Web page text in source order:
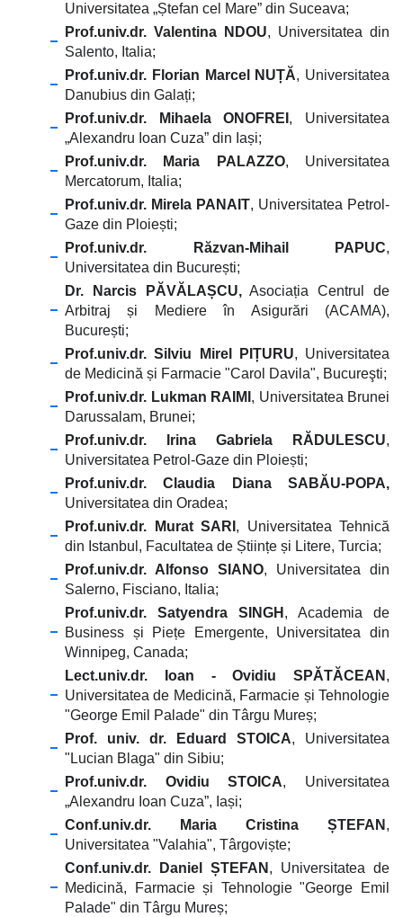
Universitatea „Ștefan cel Mare” din Suceava;
Prof.univ.dr. Valentina NDOU, Universitatea din
Salento, Italia;
Prof.univ.dr. Florian Marcel NUȚĂ, Universitatea
Danubius din Galați;
Prof.univ.dr. Mihaela ONOFREI , Universitatea
„Alexandru Ioan Cuza” din Iași;
Prof.univ.dr. Maria PALAZZO, Universitatea
Mercatorum, Italia;
Prof.univ.dr. Mirela PANAIT, Universitatea Petrol-
Gaze din Ploiești;
Prof.univ.dr. Răzvan-Mihail PAPUC,
Universitatea din București;
Dr. Narcis PĂVĂLAȘCU,Asociația Centrul de
Arbitraj și Mediere în Asigurări (ACAMA),
București;
Prof.univ.dr. Silviu Mirel PIȚURU, Universitatea
de Medicină și Farmacie "Carol Davila", Bucureşti;
Prof.univ.dr. Lukman RAIMI , Universitatea Brunei
Darussalam, Brunei;
Prof.univ.dr. Irina Gabriela RĂDULESCU,
Universitatea Petrol-Gaze din Ploiești;
Prof.univ.dr. Claudia Diana SABĂU-POPA,
Universitatea din Oradea;
Prof.univ.dr. Murat SARI , Universitatea Tehnică
din Istanbul, Facultatea de Științe și Litere, Turcia;
Prof.univ.dr. Alfonso SIANO, Universitatea din
Salerno, Fisciano, Italia;
Prof.univ.dr. Satyendra SINGH , Academia de
Business și Piețe Emergente, Universitatea din
Winnipeg, Canada;
Lect.univ.dr. Ioan - Ovidiu SPĂTĂCEAN ,
Universitatea de Medicină, Farmacie și Tehnologie
"George Emil Palade" din Târgu Mureș;
Prof. univ. dr. Eduard STOICA, Universitatea
"Lucian Blaga" din Sibiu;
Prof.univ.dr. Ovidiu STOICA, Universitatea
„Alexandru Ioan Cuza”, Iași;
Conf.univ.dr. Maria Cristina ȘTEFAN ,
Universitatea "Valahia", Târgoviște;
Conf.univ.dr. Daniel ȘTEFAN , Universitatea de
Medicină, Farmacie și Tehnologie "George Emil
Palade" din Târgu Mureș;